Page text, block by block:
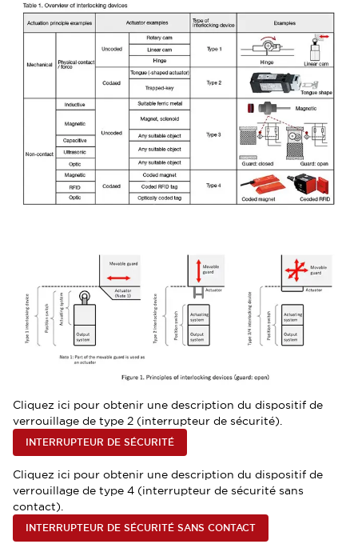
Cliquez ici pour obtenir une description du dispositif de
verrouillage de type 2 (interrupteur de sécurité).
INTERRUPTEUR DE SÉCURITÉ
Cliquez ici pour obtenir une description du dispositif de
verrouillage de type 4 (interrupteur de sécurité sans
contact).
INTERRUPTEUR DE SÉCURITÉ SANS CONTACT